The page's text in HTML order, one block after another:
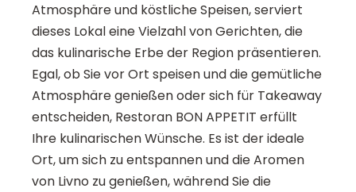
Atmosphäre und köstliche Speisen, serviert
dieses Lokal eine Vielzahl von Gerichten, die
das kulinarische Erbe der Region präsentieren.
Egal, ob Sie vor Ort speisen und die gemütliche
Atmosphäre genießen oder sich für Takeaway
entscheiden, Restoran BON APPETIT erfüllt
Ihre kulinarischen Wünsche. Es ist der ideale
Ort, um sich zu entspannen und die Aromen
von Livno zu genießen, während Sie die